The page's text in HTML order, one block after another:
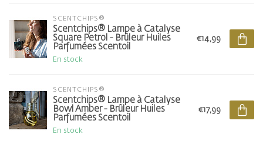
SCENTCHIPS®
Scentchips® Lampe à Catalyse
Square Petrol - Brûleur Huiles
Parfumées Scentoil
En stock
€14,99
SCENTCHIPS®
Scentchips® Lampe à Catalyse
Bowl Amber - Brûleur Huiles
Parfumées Scentoil
En stock
€17,99